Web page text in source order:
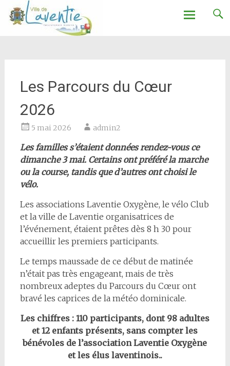
Ville de Laventie
Les Parcours du Cœur
2026
5 mai 2026 admin2
Les familles s’étaient données rendez-vous ce
dimanche 3 mai. Certains ont préféré la marche
ou la course, tandis que d’autres ont choisi le
vélo.
Les associations Laventie Oxygène, le vélo Club
et la ville de Laventie organisatrices de
l’événement, étaient prêtes dès 8 h 30 pour
accueillir les premiers participants.
Le temps maussade de ce début de matinée
n’était pas très engageant, mais de très
nombreux adeptes du Parcours du Cœur ont
bravé les caprices de la météo dominicale.
Les chiffres : 110 participants, dont 98 adultes
et 12 enfants présents, sans compter les
bénévoles de l’association Laventie Oxygène
et les élus laventinois..